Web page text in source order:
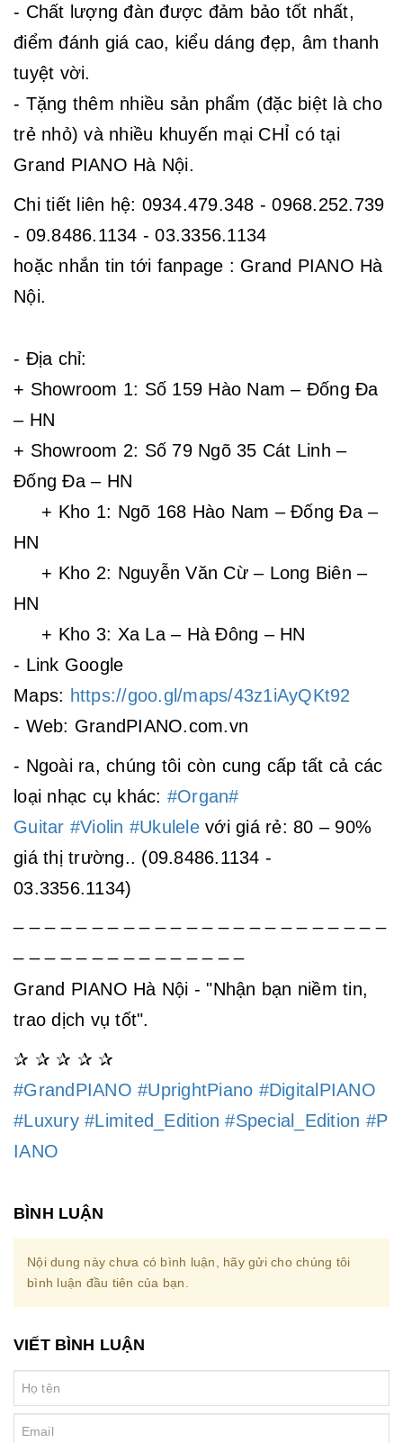
- Chất lượng đàn được đảm bảo tốt nhất,
điểm đánh giá cao, kiểu dáng đẹp, âm thanh
tuyệt vời.
- Tặng thêm nhiều sản phẩm (đặc biệt là cho
trẻ nhỏ) và nhiều khuyến mại CHỈ có tại
Grand PIANO Hà Nội.
Chi tiết liên hệ: 0934.479.348 - 0968.252.739
- 09.8486.1134 - 03.3356.1134
hoặc nhắn tin tới fanpage : Grand PIANO Hà
Nội.
- Địa chỉ:
+ Showroom 1: Số 159 Hào Nam – Đống Đa
– HN
+ Showroom 2: Số 79 Ngõ 35 Cát Linh –
Đống Đa – HN
+ Kho 1: Ngõ 168 Hào Nam – Đống Đa –
HN
+ Kho 2: Nguyễn Văn Cừ – Long Biên –
HN
+ Kho 3: Xa La – Hà Đông – HN
- Link Google
Maps: https://goo.gl/maps/43z1iAyQKt92
- Web: GrandPIANO.com.vn
- Ngoài ra, chúng tôi còn cung cấp tất cả các
loại nhạc cụ khác: #Organ#
Guitar #Violin #Ukulelevới giá rẻ: 80 – 90%
giá thị trường.. (09.8486.1134 -
03.3356.1134)
Grand PIANO Hà Nội - "Nhận bạn niềm tin,
trao dịch vụ tốt".
✰ ✰ ✰ ✰ ✰
#GrandPIANO #UprightPiano #DigitalPIANO
#Luxury #Limited_Edition #Special_Edition #P
IANO
BÌNH LUẬN
Nội dung này chưa có bình luận, hãy gửi cho chúng tôi
bình luận đầu tiên của bạn.
VIẾT BÌNH LUẬN